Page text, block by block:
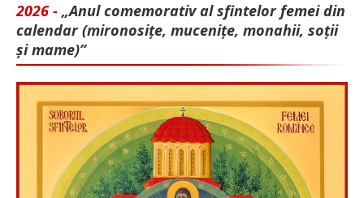
2026 - „Anul comemorativ al sfintelor femei din
calendar (mironosițe, mu­cenițe, monahii, soții
și mame)”